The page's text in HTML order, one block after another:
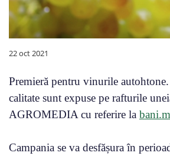
22 oct 2021
Premieră pentru vinurile
calitate sunt expuse pe rafturile
AGROMEDIA cu referire la
Campania se va desfășura în